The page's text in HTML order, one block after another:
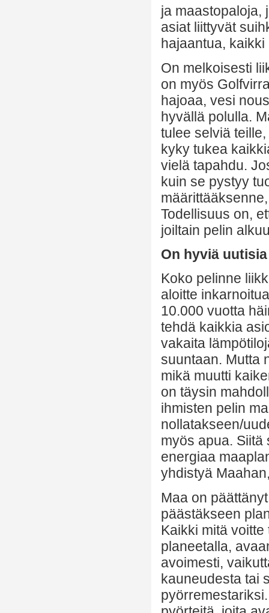
ja maastopaloja,
asiat liittyvät
hajaantua,
On melkoisesti
on myös
hajoaa, vesi
hyvällä polulla.
tulee selviä
kyky tukea
vielä tapahdu.
kuin se pystyy
Todellisuus on,
joiltain pelin
On hyviä uutisia
Koko pelinne
aloitte
10.000 vuotta
tehdä kaikkia
vakaita
suuntaan. Mutta
mikä muutti
on täysin
ihmisten pelin
nollatakseen/
myös apua.
energiaa
yhdistyä
Maa on
päästäkseen
Kaikki mitä
planeetalla,
avoimesti,
kauneudesta tai